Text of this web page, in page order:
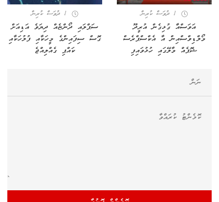
1 ދުވަސް ކުރިން
އަވަސްއާ ގުޅިގެން އުރީދޫ
މޯލްޑިވްސްއިން އާ އެކްސްޕްރެސް
ޝޮޕެއް މާލޭގައި ހުޅުވައިފި
1 ދުވަސް ކުރިން
ސަޕްލައި ދޯންޏެއް ދިޔަވެ އަޑިއަށް
ގޮސް ސިފައިންގެ މީހަކާއި ފުލުހަކާއި
ކައްޕި ގެއްލިއްޖެ